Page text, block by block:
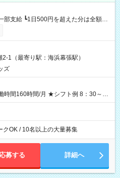
負担となります ★日払いOK！
の日に現金GET♪ お仕事後はコンビニ
1（最寄り駅：海浜幕張駅）
ズ
/月 ★シフト例 8：30～
クOK / 10名以上の大量募集
応募する 詳細へ